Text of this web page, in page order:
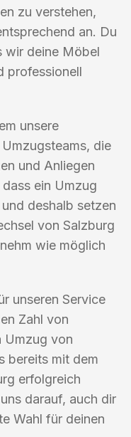
zu verstehen,
an. Du
wir deine Möbel
professionell
unsere
die
und Anliegen
ein Umzug
deshalb setzen
von Salzburg
wie möglich
unseren Service
Zahl von
Umzug von
bereits mit dem
erfolgreich
darauf, auch dir
Wahl für deinen